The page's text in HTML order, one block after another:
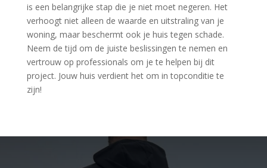
is een belangrijke stap die je niet moet negeren. Het
verhoogt niet alleen de waarde en uitstraling van je
woning, maar beschermt ook je huis tegen schade.
Neem de tijd om de juiste beslissingen te nemen en
vertrouw op professionals om je te helpen bij dit
project. Jouw huis verdient het om in topconditie te
zijn!